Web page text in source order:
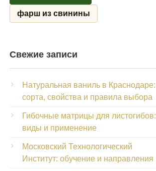
фарш из свинины
Свежие записи
Натуральная ваниль в Краснодаре:
сорта, свойства и правила выбора
Гибочные матрицы для листогибов:
виды и применение
Московский Технологический
Институт: обучение и направления